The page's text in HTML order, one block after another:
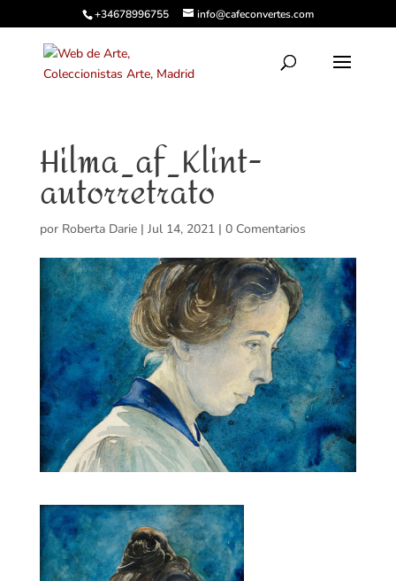
+34678996755 info@cafeconvertes.com
Hilma_af_Klint-
autorretrato
por Roberta Darie| Jul 14, 2021| 0 Comentarios